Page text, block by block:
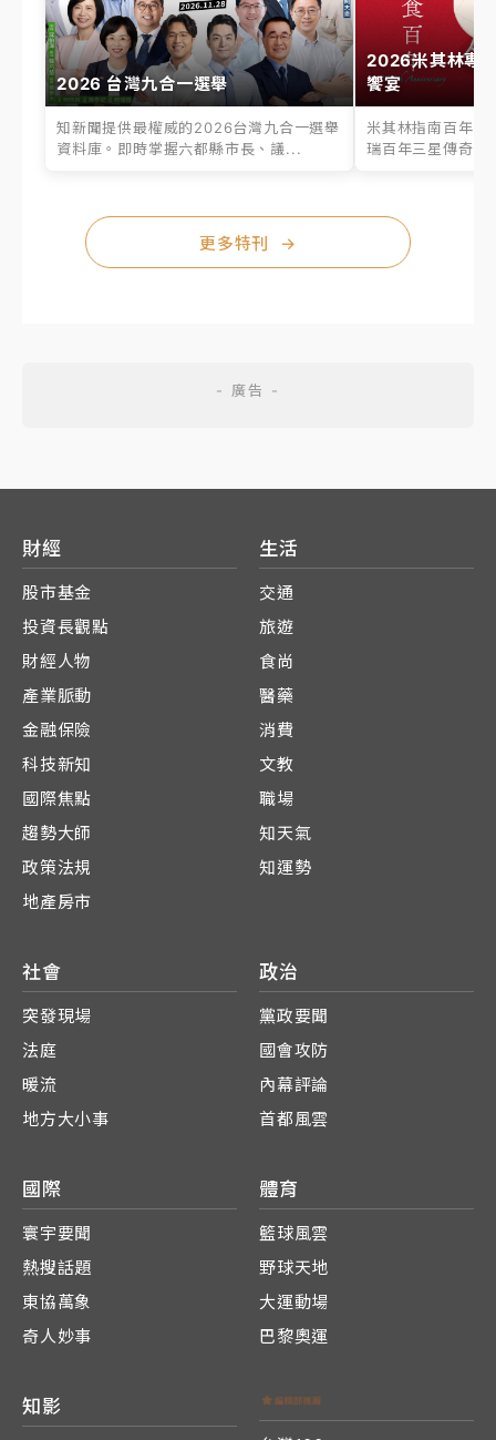
2026 台灣九合一選舉
知新聞提供最權威的2026台灣九合一選舉
資料庫。即時掌握六都縣市長、議...
2026米其林專
饗宴
米其林指南百年之
瑞百年三星傳奇、
更多特刊 →
財經
股市基金
投資長觀點
財經人物
產業脈動
金融保險
科技新知
國際焦點
趨勢大師
政策法規
地產房市
生活
交通
旅遊
食尚
醫藥
消費
文教
職場
知天氣
知運勢
社會
突發現場
法庭
暖流
地方大小事
政治
黨政要聞
國會攻防
內幕評論
首都風雲
國際
寰宇要聞
熱搜話題
東協萬象
奇人妙事
體育
籃球風雲
野球天地
大運動場
巴黎奧運
知影